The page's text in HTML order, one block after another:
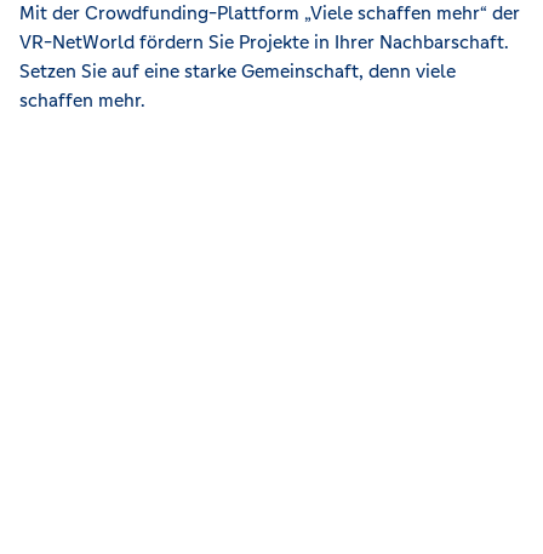
Mit der Crowdfunding-Plattform „Viele schaffen mehr“ der
VR-NetWorld fördern Sie Projekte in Ihrer Nachbarschaft.
Setzen Sie auf eine starke Gemeinschaft, denn viele
schaffen mehr.